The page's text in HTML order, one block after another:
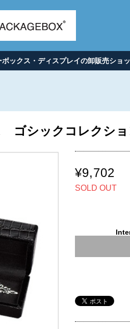
ックス・ディスプレイの卸販売ショ
ゴシックコレクシ
¥9,702
SOLD OUT